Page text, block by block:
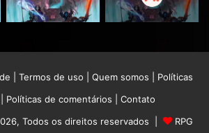
Termos de uso Quem somos
Políticas
Políticas de comentários
Contato
Todos os direitos reservados |
RPG